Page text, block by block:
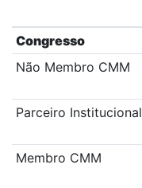
Congresso
Não Membro CMM
Parceiro Institucional
Membro CMM